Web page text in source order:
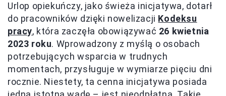
Urlop opiekuńczy, jako świeża inicjatywa, dotarł
do pracowników dzięki nowelizacji Kodeksu
pracy, która zaczęła obowiązywać 26 kwietnia
2023 roku. Wprowadzony z myślą o osobach
potrzebujących wsparcia w trudnych
momentach, przysługuje w wymiarze pięciu dni
rocznie. Niestety, ta cenna inicjatywa posiada